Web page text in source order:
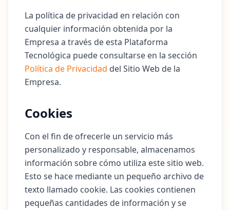
La política de privacidad en relación con
cualquier información obtenida por la
Empresa a través de esta Plataforma
Tecnológica puede consultarse en la sección
Política de Privacidad del Sitio Web de la
Empresa.
Cookies
Con el fin de ofrecerle un servicio más
personalizado y responsable, almacenamos
información sobre cómo utiliza este sitio web.
Esto se hace mediante un pequeño archivo de
texto llamado cookie. Las cookies contienen
pequeñas cantidades de información y se